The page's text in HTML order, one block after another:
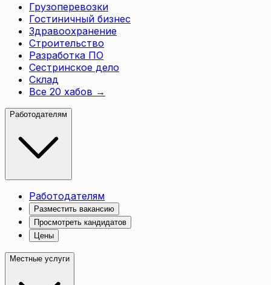
Грузоперевозки
Гостиничный бизнес
Здравоохранение
Строительство
Разработка ПО
Сестринское дело
Склад
Все 20 хабов →
Работодателям
Работодателям
Разместить вакансию
Просмотреть кандидатов
Цены
Местные услуги